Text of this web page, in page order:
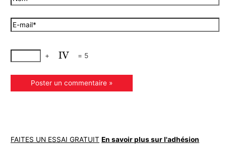
+ = 5
FAITES UN ESSAI GRATUIT En savoir plus sur l'adhésion